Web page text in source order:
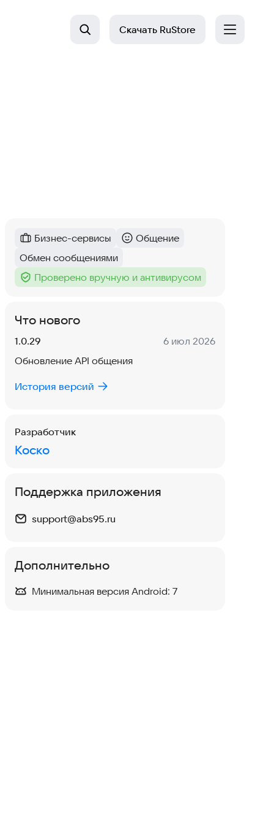
Скачать RuStore
Категория:
Бизнес-сервисы
Категория:
Общение
Тег:
Обмен сообщениями
Тег :
Проверено вручную и антивирусом
Что нового
Версия:
1.0.29 Дата:
6 июл 2026
Обновление API общения
История версий
Разработчик
Коско
Поддержка приложения
support@abs95.ru
Дополнительно
Минимальная версия Android: 7